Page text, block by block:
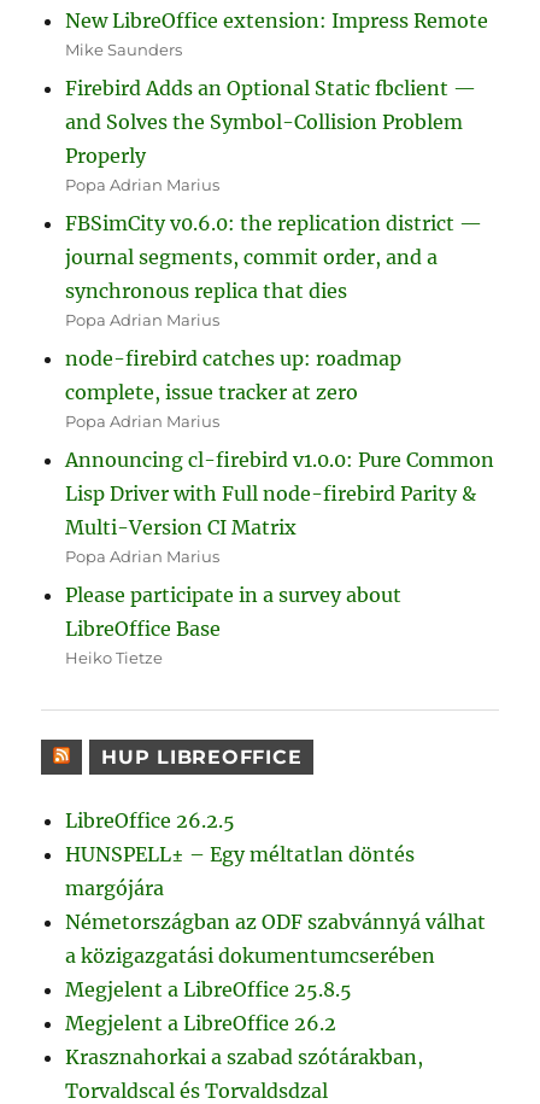
New LibreOffice extension: Impress Remote
Mike Saunders
Firebird Adds an Optional Static fbclient —
and Solves the Symbol-Collision Problem
Properly
Popa Adrian Marius
FBSimCity v0.6.0: the replication district —
journal segments, commit order, and a
synchronous replica that dies
Popa Adrian Marius
node-firebird catches up: roadmap
complete, issue tracker at zero
Popa Adrian Marius
Announcing cl-firebird v1.0.0: Pure Common
Lisp Driver with Full node-firebird Parity &
Multi-Version CI Matrix
Popa Adrian Marius
Please participate in a survey about
LibreOffice Base
Heiko Tietze
HUP LIBREOFFICE
LibreOffice 26.2.5
HUNSPELL± – Egy méltatlan döntés
margójára
Németországban az ODF szabvánnyá válhat
a közigazgatási dokumentumcserében
Megjelent a LibreOffice 25.8.5
Megjelent a LibreOffice 26.2
Krasznahorkai a szabad szótárakban,
Torvaldscal és Torvaldsdzal